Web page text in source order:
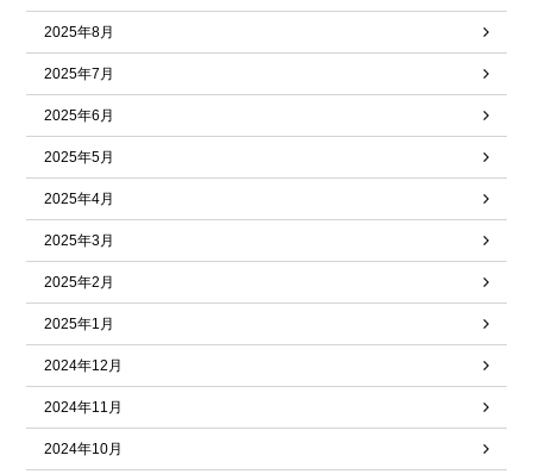
2025年8月
2025年7月
2025年6月
2025年5月
2025年4月
2025年3月
2025年2月
2025年1月
2024年12月
2024年11月
2024年10月